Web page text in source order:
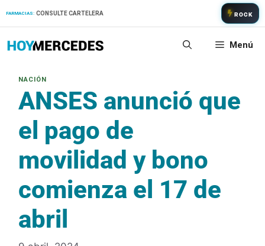
FARMACIAS: CONSULTE CARTELERA ROCK
Menú
ANSES anunció que
el pago de
movilidad y bono
comienza el 17 de
abril